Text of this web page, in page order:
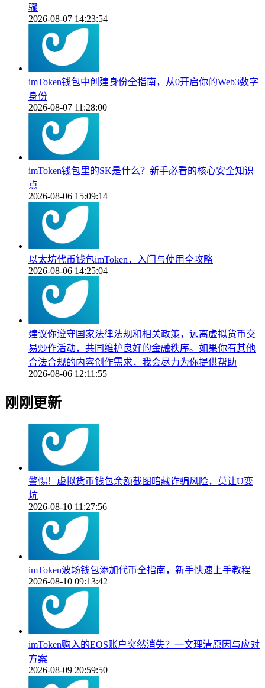
骤
2026-08-07 14:23:54
imToken钱包中创建身份全指南，从0开启你的Web3数字
身份
2026-08-07 11:28:00
imToken钱包里的SK是什么？新手必看的核心安全知识
点
2026-08-06 15:09:14
以太坊代币钱包imToken，入门与使用全攻略
2026-08-06 14:25:04
建议你遵守国家法律法规和相关政策，远离虚拟货币交
易炒作活动，共同维护良好的金融秩序。如果你有其他
合法合规的内容创作需求，我会尽力为你提供帮助
2026-08-06 12:11:55
刚刚更新
警惕！虚拟货币钱包余额截图暗藏诈骗风险，莫让U变
坑
2026-08-10 11:27:56
imToken波场钱包添加代币全指南，新手快速上手教程
2026-08-10 09:13:42
imToken购入的EOS账户突然消失？一文理清原因与应对
方案
2026-08-09 20:59:50